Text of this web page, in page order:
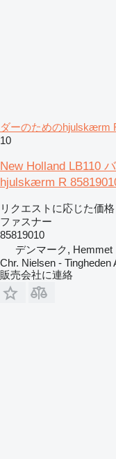
ダーのためのhjulskærm
10
New Holland LB110
hjulskærm R
リクエストに応じた価格
ファスナー
85819010
デンマーク, Hemmet
Chr. Nielsen - Tingheden
販売会社に連絡